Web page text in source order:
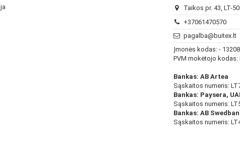
Taikos pr. 43, LT-
+37061470570
pagalba@buitex.lt
Įmonės kodas: -
PVM mokėtojo kodas:
Bankas: AB Artea
Sąskaitos numeris:
Bankas: Paysera,
Sąskaitos numeris:
Bankas: AB
Sąskaitos numeris: